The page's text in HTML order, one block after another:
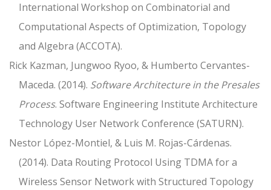
International Workshop on Combinatorial and
Computational Aspects of Optimization, Topology
and Algebra (ACCOTA).
Rick Kazman, Jungwoo Ryoo, & Humberto Cervantes-
Maceda. (2014). Software Architecture in the Presales
Process. Software Engineering Institute Architecture
Technology User Network Conference (SATURN).
Nestor López-Montiel, & Luis M. Rojas-Cárdenas.
(2014). Data Routing Protocol Using TDMA for a
Wireless Sensor Network with Structured Topology